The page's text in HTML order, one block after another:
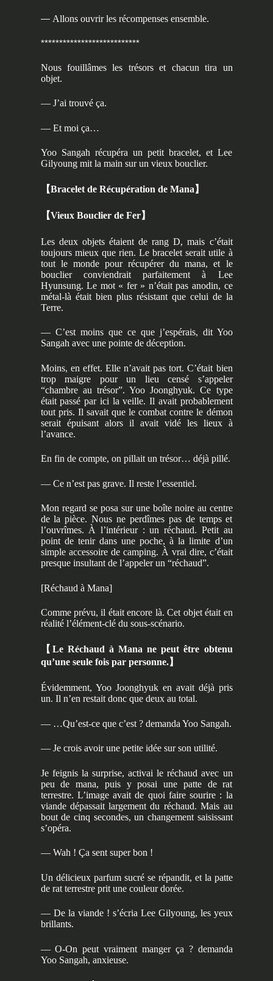
— Allons ouvrir les récompenses ensemble.
***************************
Nous fouillâmes les trésors et chacun tira un
objet.
— J’ai trouvé ça.
— Et moi ça…
Yoo Sangah récupéra un petit bracelet, et Lee
Gilyoung mit la main sur un vieux bouclier.
【Bracelet de Récupération de Mana 】
【Vieux Bouclier de Fer】
Les deux objets étaient de rang D, mais c’était
toujours mieux que rien. Le bracelet serait utile à
tout le monde pour récupérer du mana, et le
bouclier conviendrait parfaitement à Lee
Hyunsung. Le mot « fer » n’était pas anodin, ce
métal-là était bien plus résistant que celui de la
Terre.
— C’est moins que ce que j’espérais, dit Yoo
Sangah avec une pointe de déception.
Moins, en effet. Elle n’avait pas tort. C’était bien
trop maigre pour un lieu censé s’appeler
“chambre au trésor”. Yoo Joonghyuk. Ce type
était passé par ici la veille. Il avait probablement
tout pris. Il savait que le combat contre le démon
serait épuisant alors il avait vidé les lieux à
l’avance.
En fin de compte, on pillait un trésor… déjà pillé.
— Ce n’est pas grave. Il reste l’essentiel.
Mon regard se posa sur une boîte noire au centre
de la pièce. Nous ne perdîmes pas de temps et
l’ouvrîmes. À l’intérieur : un réchaud. Petit au
point de tenir dans une poche, à la limite d’un
simple accessoire de camping. À vrai dire, c’était
presque insultant de l’appeler un “réchaud”.
[Réchaud à Mana]
Comme prévu, il était encore là. Cet objet était en
réalité l’élément-clé du sous-scénario.
【 Le Réchaud à Mana ne peut être obtenu
qu’une seule fois par personne.】
Évidemment, Yoo Joonghyuk en avait déjà pris
un. Il n’en restait donc que deux au total.
— …Qu’est-ce que c’est ? demanda Yoo Sangah.
— Je crois avoir une petite idée sur son utilité.
Je feignis la surprise, activai le réchaud avec un
peu de mana, puis y posai une patte de rat
terrestre. L’image avait de quoi faire sourire : la
viande dépassait largement du réchaud. Mais au
bout de cinq secondes, un changement saisissant
s’opéra.
— Wah ! Ça sent super bon !
Un délicieux parfum sucré se répandit, et la patte
de rat terrestre prit une couleur dorée.
— De la viande ! s’écria Lee Gilyoung, les yeux
brillants.
— O-On peut vraiment manger ça ? demanda
Yoo Sangah, anxieuse.